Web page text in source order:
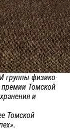
группы физико-
премии Томской
и
Томской